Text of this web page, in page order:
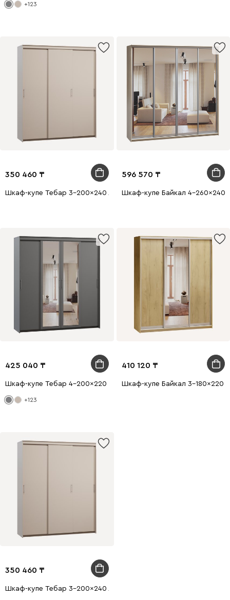
+123
350 460
Шкаф-купе Тебар 3-200x240 Латте без зеркал
596 570
Шкаф-купе Байкал 4-260x240
425 040
Шкаф-купе Тебар 4-200x220 Графитовый 2 зеркала
+123
410 120
Шкаф-купе Байкал 3-180x220
350 460
Шкаф-купе Тебар 3-200x240 Латте без зеркал